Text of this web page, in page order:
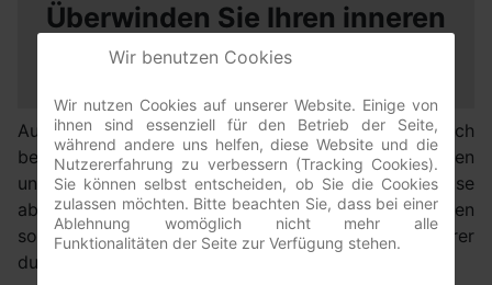
Überwinden Sie Ihren inneren
Schweinehund durch
Aufschieberitis ist eine Kopfsache. Machen Sie sich
bewußt, worin die Ursachen der Aufschieberitis liegen
und versuchen Sie diese Ursachen schrittweise
abzubauen. Hilfreich kann hierbei das Protokollieren
sowohl Ihrer Ursachenanalyse und Ihrer
durchgeführten Tätigkeiten in einem Tagebuch sein.
Wir benutzen Cookies
Wir nutzen Cookies auf unserer Website. Einige von
ihnen sind essenziell für den Betrieb der Seite,
während andere uns helfen, diese Website und die
Nutzererfahrung zu verbessern (Tracking Cookies).
Sie können selbst entscheiden, ob Sie die Cookies
zulassen möchten. Bitte beachten Sie, dass bei einer
Ablehnung womöglich nicht mehr alle
Funktionalitäten der Seite zur Verfügung stehen.